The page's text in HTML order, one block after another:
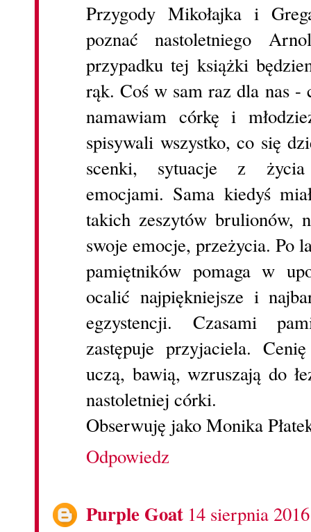
Przygody Mikołajka i
poznać nastoletniego
przypadku tej książki
rąk. Coś w sam raz dla nas
namawiam córkę i
spisywali wszystko, co się
scenki, sytuacje z życia
emocjami. Sama kiedyś
takich zeszytów brulionów,
swoje emocje, przeżycia. Po
pamiętników pomaga w
ocalić najpiękniejsze i
egzystencji. Czasami
zastępuje przyjaciela.
uczą, bawią, wzruszają do
nastoletniej córki.
Obserwuję jako Monika
Odpowiedz
Purple Goat 14 sierpnia